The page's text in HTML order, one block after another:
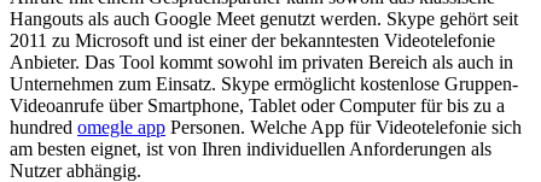
Hangouts als auch Google Meet genutzt werden. Skype gehört seit
2011 zu Microsoft und ist einer der bekanntesten Videotelefonie
Anbieter. Das Tool kommt sowohl im privaten Bereich als auch in
Unternehmen zum Einsatz. Skype ermöglicht kostenlose Gruppen-
Videoanrufe über Smartphone, Tablet oder Computer für bis zu a
hundred omegle app Personen. Welche App für Videotelefonie sich
am besten eignet, ist von Ihren individuellen Anforderungen als
Nutzer abhängig.